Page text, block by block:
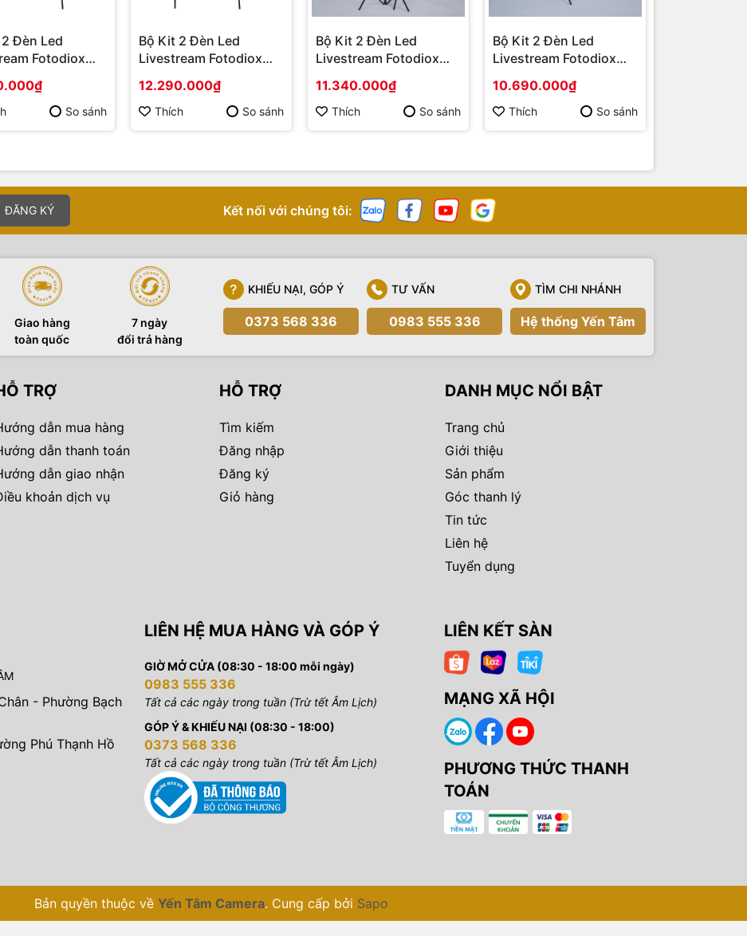
Đèn Led
Fotodiox
So sánh
Bộ Kit 2 Đèn Led
Livestream Fotodiox
12.290.000₫
Thích So sánh
Bộ Kit 2 Đèn Led
Livestream Fotodiox
11.340.000₫
Thích So sánh
Bộ Kit 2 Đèn Led
Livestream Fotodiox
10.690.000₫
Thích So sánh
ĐĂNG KÝ Kết nối với chúng tôi:
Giao hàng
toàn quốc
7 ngày
đổi trả hàng
KHIẾU NẠI, GÓP Ý
0373 568 336
TƯ VẤN
0983 555 336
TÌM CHI NHÁNH
Hệ thống Yến Tâm
TRỢ
dẫn mua hàng
dẫn thanh toán
dẫn giao nhận
khoản dịch vụ
HỖ TRỢ
Tìm kiếm
Đăng nhập
Đăng ký
Giỏ hàng
DANH MỤC NỔI BẬT
Trang chủ
Giới thiệu
Sản phẩm
Góc thanh lý
Tin tức
Liên hệ
Tuyển dụng
- Phường Bạch
Phú Thạnh Hồ
LIÊN HỆ MUA HÀNG VÀ GÓP Ý
GIỜ MỞ CỬA (08:30 - 18:00 mỗi ngày)
0983 555 336
Tất cả các ngày trong tuần (Trừ tết Âm Lịch)
GÓP Ý & KHIẾU NẠI (08:30 - 18:00)
0373 568 336
Tất cả các ngày trong tuần (Trừ tết Âm Lịch)
LIÊN KẾT SÀN
MẠNG XÃ HỘI
PHƯƠNG THỨC THANH
TOÁN
Bản quyền thuộc về Yến Tâm Camera. Cung cấp bởi Sapo